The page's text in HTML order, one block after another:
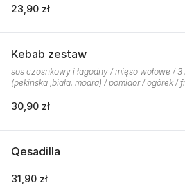
23,90 zł
Kebab zestaw
sos czosnkowy i łagodny / mięso wołowe /
(pekinska ,biała, modra) / pomidor / ogórek /
30,90 zł
Qesadilla
31,90 zł